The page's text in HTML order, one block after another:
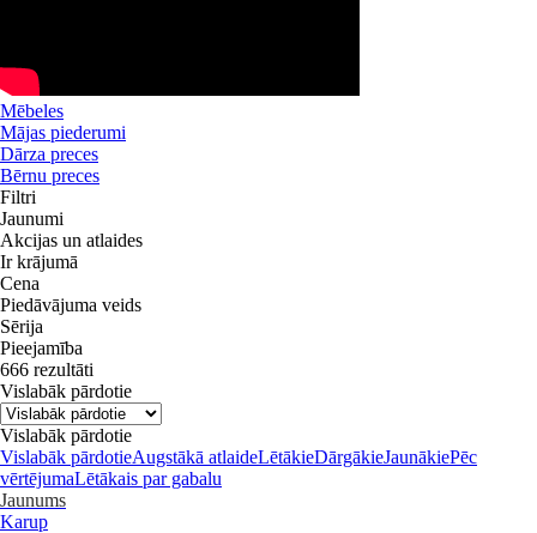
Mēbeles
Mājas piederumi
Dārza preces
Bērnu preces
Filtri
Jaunumi
Akcijas un atlaides
Ir krājumā
Cena
Piedāvājuma veids
Sērija
Pieejamība
666 rezultāti
Vislabāk pārdotie
Vislabāk pārdotie
Vislabāk pārdotieAugstākā atlaideLētākieDārgākieJaunākiePēc
vērtējumaLētākais par gabalu
Jaunums
Karup